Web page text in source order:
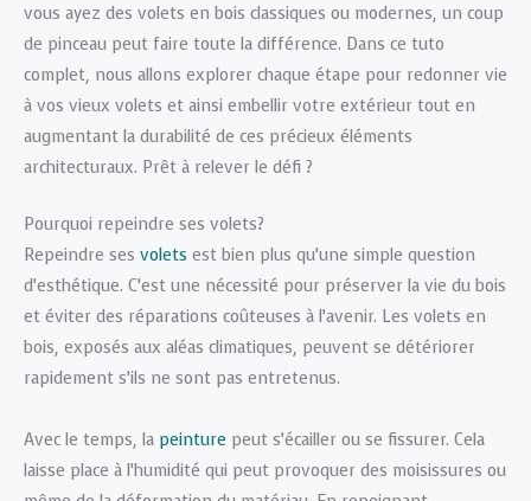
vous ayez des volets en bois classiques ou modernes, un coup
de pinceau peut faire toute la différence. Dans ce tuto
complet, nous allons explorer chaque étape pour redonner vie
à vos vieux volets et ainsi embellir votre extérieur tout en
augmentant la durabilité de ces précieux éléments
architecturaux. Prêt à relever le défi ?
Pourquoi repeindre ses volets?
Repeindre ses volets est bien plus qu’une simple question
d’esthétique. C’est une nécessité pour préserver la vie du bois
et éviter des réparations coûteuses à l’avenir. Les volets en
bois, exposés aux aléas climatiques, peuvent se détériorer
rapidement s’ils ne sont pas entretenus.
Avec le temps, la peinture peut s’écailler ou se fissurer. Cela
laisse place à l’humidité qui peut provoquer des moisissures ou